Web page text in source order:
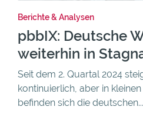
Berichte & Analysen
pbbIX: Deutsche
weiterhin in
Seit dem 2. Quartal 2024
kontinuierlich, aber in
befinden sich die deutschen...